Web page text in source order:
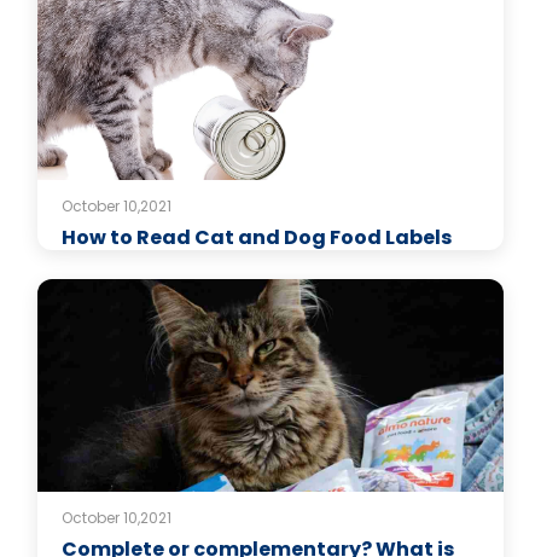
October 10,2021
How to Read Cat and Dog Food Labels
October 10,2021
Complete or complementary? What is